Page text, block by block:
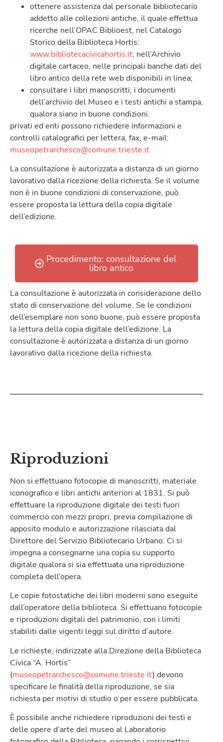
ottenere assistenza dal personale bibliotecario
addetto alle collezioni antiche, il quale effettua
ricerche nell’OPAC Biblioest, nel Catalogo
Storico della Biblioteca Hortis:
www.bibliotecacivicahortis.it; nell’Archivio
digitale cartaceo, nelle principali banche dati del
libro antico della rete web disponibili in linea;
consultare i libri manoscritti, i documenti
dell’archivio del Museo e i testi antichi a stampa,
qualora siano in buone condizioni.
privati ed enti possono richiedere informazioni e
controlli catalografici per lettera, fax, e-mail:
museopetrarchesco@comune.trieste.it
La consultazione è autorizzata a distanza di un giorno
lavorativo dalla ricezione della richiesta. Se il volume
non è in buone condizioni di conservazione, può
essere proposta la lettura della copia digitale
dell’edizione.
Procedimento: consultazione del
libro antico
La consultazione è autorizzata in considerazione dello
stato di conservazione del volume. Se le condizioni
dell’esemplare non sono buone, può essere proposta
la lettura della copia digitale dell’edizione. La
consultazione è autorizzata a distanza di un giorno
lavorativo dalla ricezione della richiesta.
Riproduzioni
Non si effettuano fotocopie di manoscritti, materiale
iconografico e libri antichi anteriori al 1831. Si può
effettuare la riproduzione digitale dei testi fuori
commercio con mezzi propri, previa compilazione di
apposito modulo e autorizzazione rilasciata dal
Direttore del Servizio Bibliotecario Urbano. Ci si
impegna a consegnarne una copia su supporto
digitale qualora si sia effettuata una riproduzione
completa dell’opera.
Le copie fotostatiche dei libri moderni sono eseguite
dall’operatore della biblioteca. Si effettuano fotocopie
e riproduzioni digitali del patrimonio, con i limiti
stabiliti dalle vigenti leggi sul diritto d’autore.
Le richieste, indirizzate alla Direzione della Biblioteca
Civica “A. Hortis”
(museopetrarchesco@comune.trieste.it) devono
specificare le finalità della riproduzione, se sia
richiesta per motivi di studio o per essere pubblicata.
È possibile anche richiedere riproduzioni dei testi e
delle opere d’arte del museo al Laboratorio